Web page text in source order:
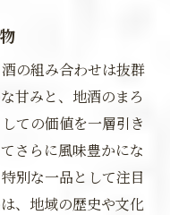
の組み合わせは抜群
甘みと、地酒のまろ
ての価値を一層引き
さらに風味豊かにな
別な一品として注目
、地域の歴史や文化